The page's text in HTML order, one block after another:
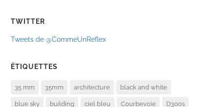
TWITTER
Tweets de @CommeUnReflex
ÉTIQUETTES
35 mm 35mm architecture black and white
blue sky building ciel bleu Courbevoie D300s